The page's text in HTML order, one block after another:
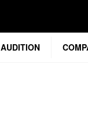
AUDITION